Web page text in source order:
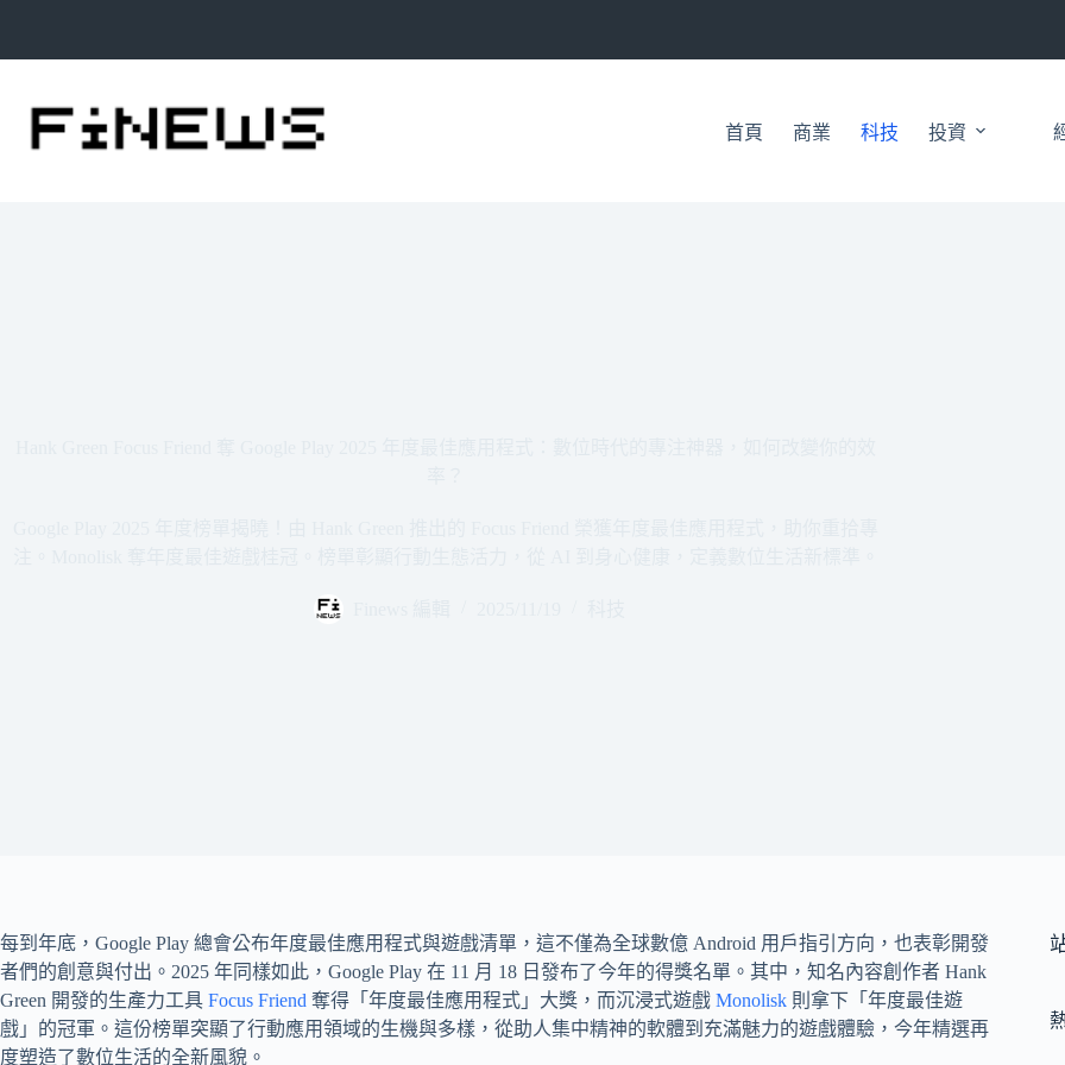
首頁 商業 科技 投資
每到年底，Google Play 總會公布年度最佳應用程式與遊戲清單，這不僅為全球數億 Android 用戶指引方向，也表彰開發
者們的創意與付出。2025 年同樣如此，Google Play 在 11 月 18 日發布了今年的得獎名單。其中，知名內容創作者 Hank
Green 開發的生產力工具 Focus Friend 奪得「年度最佳應用程式」大獎，而沉浸式遊戲 Monolisk 則拿下「年度最佳遊
戲」的冠軍。這份榜單突顯了行動應用領域的生機與多樣，從助人集中精神的軟體到充滿魅力的遊戲體驗，今年精選再
度塑造了數位生活的全新風貌。